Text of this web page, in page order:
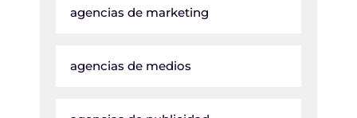
agencias de marketing
agencias de medios